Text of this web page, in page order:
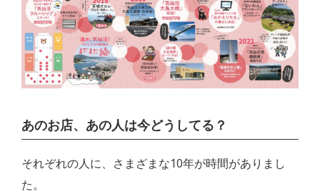
あのお店、あの人は今どうしてる？
それぞれの人に、さまざまな10年が時間がありまし
た。